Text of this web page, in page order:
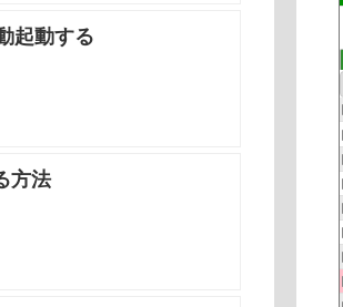
起動する
方法